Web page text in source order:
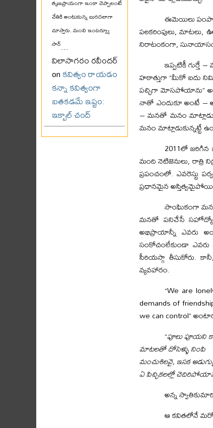
తృణప్రాయంగా ఇంకా చెప్పాలంటే
చేతికి అంటుకున్న బురదలాగా
చూస్తారు. మంచి ఇంటర్వ్యూ
సార్...
విలాసాగరం రవీందర్
onకవిత్వం రాయడం
కన్నా కవిత్వంగా
బతకడమే ఇష్టం:
ఇక్బాల్ చంద్
ఈమెయిలు
పలకరింపులు, మాటలు,
నిరాటంకంగా,
ఇప్పటికీ గుర్తే
హఠాత్తుగా “మీకో ఐదు
పచ్చిగా మోసపోయాను” అని
నాతో ఎందుకూ అంటే –
– మనతో మనం
మనం మాట్లాడుకున్నట్టే
2011లో
మంది నెటిజెనులు, రాత్రి
ప్రపంచంలో.
ప్రధానమైన
సాంఘికంగా
మనతో పనిచేసే
అభిప్రాయాన్నీ ఎవరు
సంకోచంలేకుండా
సీరియస్గా తీసుకోరు.
వ్యవహారం.
“We are
demands of
we can control”
“పూలు పూయని
మాటలతో దోసెళ్ళు నింపి
మంచుశిలవై, ఇసక
ఏ పిచ్చికలల్లో
అన్న
ఆ కవితలోనే